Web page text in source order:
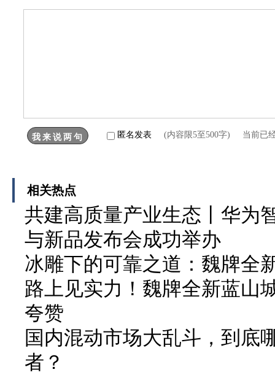
匿名发表 (内容限5至500字) 当前已
相关热点
共建高质量产业生态丨华为
与新品发布会成功举办
冰雕下的可靠之道：魏牌全
路上见实力！魏牌全新蓝山
夸赞
国内混动市场大乱斗，到底
者？